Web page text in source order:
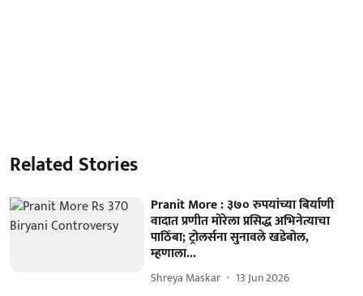
Related Stories
Pranit More : ३७० रुपयांच्या बिर्याणी
वादात प्रणीत मोरेला प्रसिद्ध अभिनेत्याचा
पाठिंबा; ट्रोलर्सना सुनावले खडेबोल,
म्हणाला...
Shreya Maskar 13 Jun 2026